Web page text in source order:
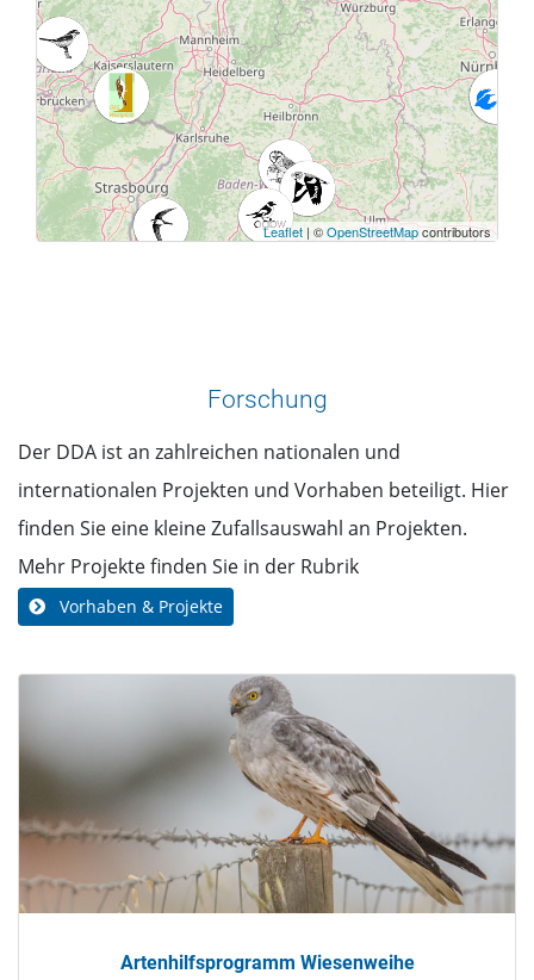
Leaflet | ©OpenStreetMapcontributors
Forschung
Der DDA ist an zahlreichen nationalen und
internationalen Projekten und Vorhaben beteiligt. Hier
finden Sie eine kleine Zufallsauswahl an Projekten.
Mehr Projekte finden Sie in der Rubrik
Vorhaben & Projekte
Artenhilfsprogramm Wiesenweihe